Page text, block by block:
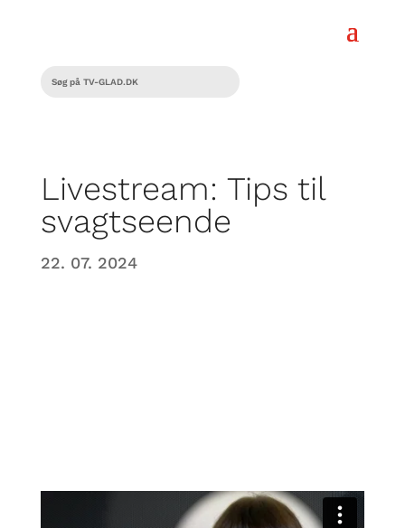
Livestream: Tips til
svagtseende
22. 07. 2024